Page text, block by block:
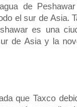
de
el sur de Asia.
es una
de Asia y la
que Taxco